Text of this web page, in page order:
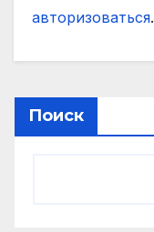
авторизоваться.
Поиск